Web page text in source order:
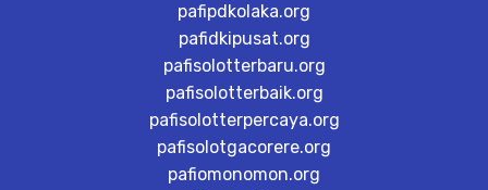
pafipdkolaka.org
pafidkipusat.org
pafisolotterbaru.org
pafisolotterbaik.org
pafisolotterpercaya.org
pafisolotgacorere.org
pafiomonomon.org